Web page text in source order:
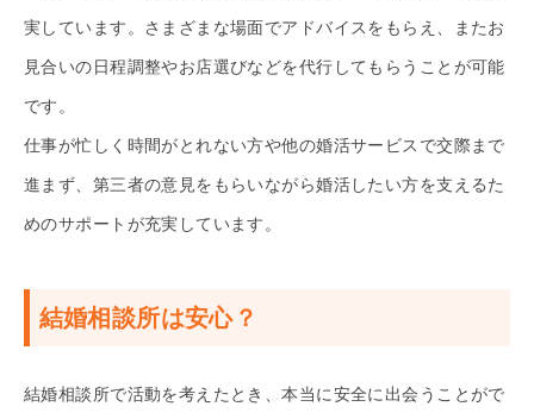
実しています。さまざまな場面でアドバイスをもらえ、またお
見合いの日程調整やお店選びなどを代行してもらうことが可能
です。
仕事が忙しく時間がとれない方や他の婚活サービスで交際まで
進まず、第三者の意見をもらいながら婚活したい方を支えるた
めのサポートが充実しています。
結婚相談所は安心？
結婚相談所で活動を考えたとき、本当に安全に出会うことがで